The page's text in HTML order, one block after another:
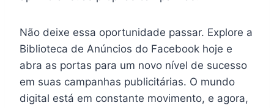
Não deixe essa oportunidade passar. Explore a
Biblioteca de Anúncios do Facebook hoje e
abra as portas para um novo nível de sucesso
em suas campanhas publicitárias. O mundo
digital está em constante movimento, e agora,